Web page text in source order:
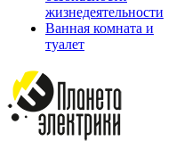
жизнедеятельности
Ванная комната и
туалет